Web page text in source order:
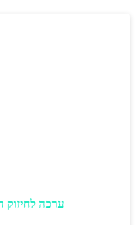
ערכה לחיזוק